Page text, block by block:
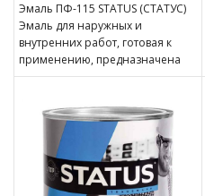
Эмаль ПФ-115 STATUS (СТАТУС)
Эмаль для наружных и
внутренних работ, готовая к
применению, предназначена
для покрытия металлических,
оштукатуренных